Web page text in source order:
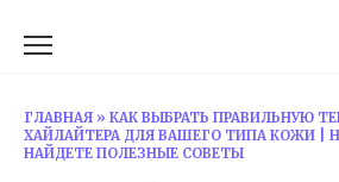
ГЛАВНАЯ » КАК ВЫБРАТЬ ПРАВИЛЬНУЮ
ХАЙЛАЙТЕРА ДЛЯ ВАШЕГО ТИПА КОЖИ |
НАЙДЕТЕ ПОЛЕЗНЫЕ СОВЕТЫ